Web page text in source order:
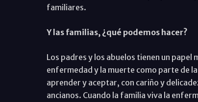
familiares.
Y las familias, ¿qué podemos hacer?
Los padres y los abuelos tienen un papel
enfermedad y la muerte como parte de
aprender y aceptar, con cariño y
ancianos. Cuando la familia viva la